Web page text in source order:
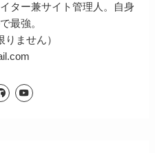
ター兼サイト管理人。自身
最強。
ません）